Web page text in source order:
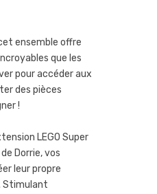
ensemble offre
que les
pour accéder aux
des pièces
!
LEGO Super
Dorrie, vos
leur propre
Stimulant